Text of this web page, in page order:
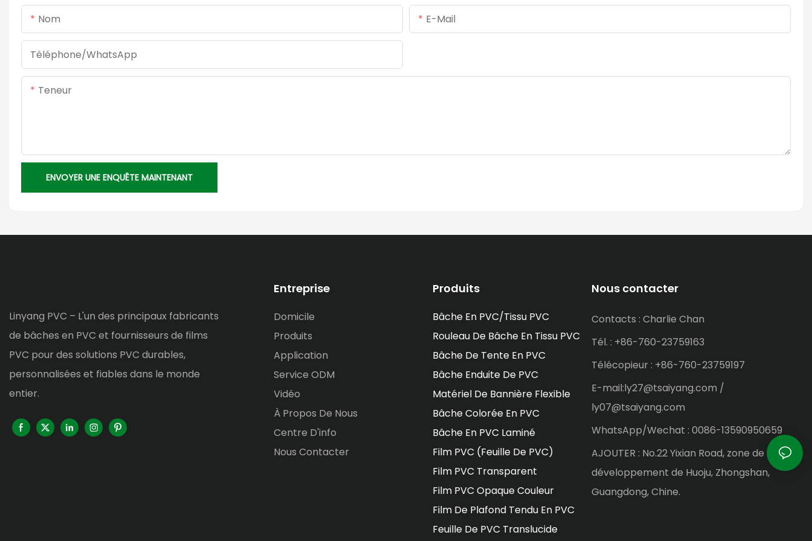
Nom E-Mail
Téléphone/WhatsApp
Teneur
ENVOYER UNE ENQUÊTE MAINTENANT
Linyang PVC – L'un des principaux fabricants
de bâches en PVC et fournisseurs de films
PVC pour des solutions PVC durables,
personnalisées et fiables dans le monde
entier.
Entreprise
Domicile
Produits
Application
Service ODM
Vidéo
À Propos De Nous
Centre D'info
Nous Contacter
Produits
Bâche En PVC/tissu PVC
Rouleau De Bâche En Tissu PVC
Bâche De Tente En PVC
Bâche Enduite De PVC
Matériel De Bannière Flexible
Bâche Colorée En PVC
Bâche En PVC Laminé
Film PVC (feuille De PVC)
Film PVC Transparent
Film PVC Opaque Couleur
Film De Plafond Tendu En PVC
Feuille De PVC Translucide
Nous contacter
Contacts : Charlie Chan
Tél. : +86-760-23759163
Télécopieur : +86-760-23759197
E-mail:ly27@tsaiyang.com /
ly07@tsaiyang.com
WhatsApp/Wechat : 0086-13590950659
AJOUTER : No.22 Yixian Road, zone de
développement de Huoju, Zhongshan,
Guangdong, Chine.